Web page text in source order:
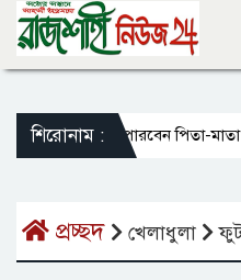
শিরোনাম :
ভোগ করতে পারবেন পিতা-মাতা
প্রচ্ছদ খেলাধুলা